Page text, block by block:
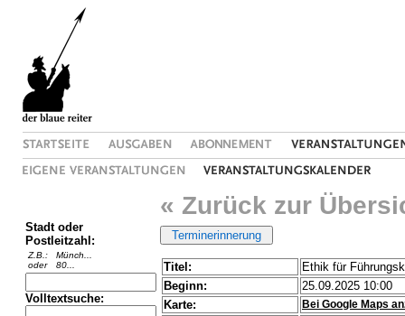
Stadt oder
Postleitzahl:
Z.B.:
oder
Münch...
80...
Volltextsuche:
« Zurück zur
Titel:
Ethik für
Beginn:
25.09.2025 10:00
Karte:
Bei Google Maps